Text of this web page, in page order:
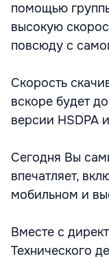
помощью
высокую
повсюду с
Скорость
вскоре будет
версии HSDPA
Сегодня Вы
впечатляет,
мобильном и
Вместе с
Технического